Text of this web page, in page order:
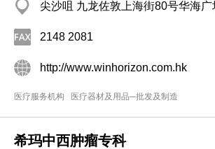
尖沙咀 九龙佐敦上海街80号华海
2148 2081
http://www.winhorizon.com.hk
医疗服务机构 医疗器材及用品─批发及制造
希玛中西肿瘤专科